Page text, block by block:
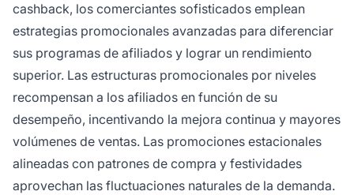
cashback, los comerciantes sofisticados emplean
estrategias promocionales avanzadas para diferenciar
sus programas de afiliados y lograr un rendimiento
superior. Las estructuras promocionales por niveles
recompensan a los afiliados en función de su
desempeño, incentivando la mejora continua y mayores
volúmenes de ventas. Las promociones estacionales
alineadas con patrones de compra y festividades
aprovechan las fluctuaciones naturales de la demanda.